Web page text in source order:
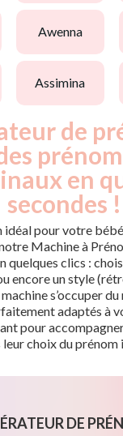
awenna
assimina
de
en
secondes !
pour votre bébé
Machine à
quelques clics :
encore un style
s’occuper
adaptés à
pour
leur choix du prénom
DE